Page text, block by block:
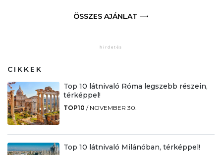
ÖSSZES AJÁNLAT
CIKKEK
Top 10 látnivaló Róma legszebb részein,
térképpel!
TOP10 / NOVEMBER 30.
Top 10 látnivaló Milánóban, térképpel!